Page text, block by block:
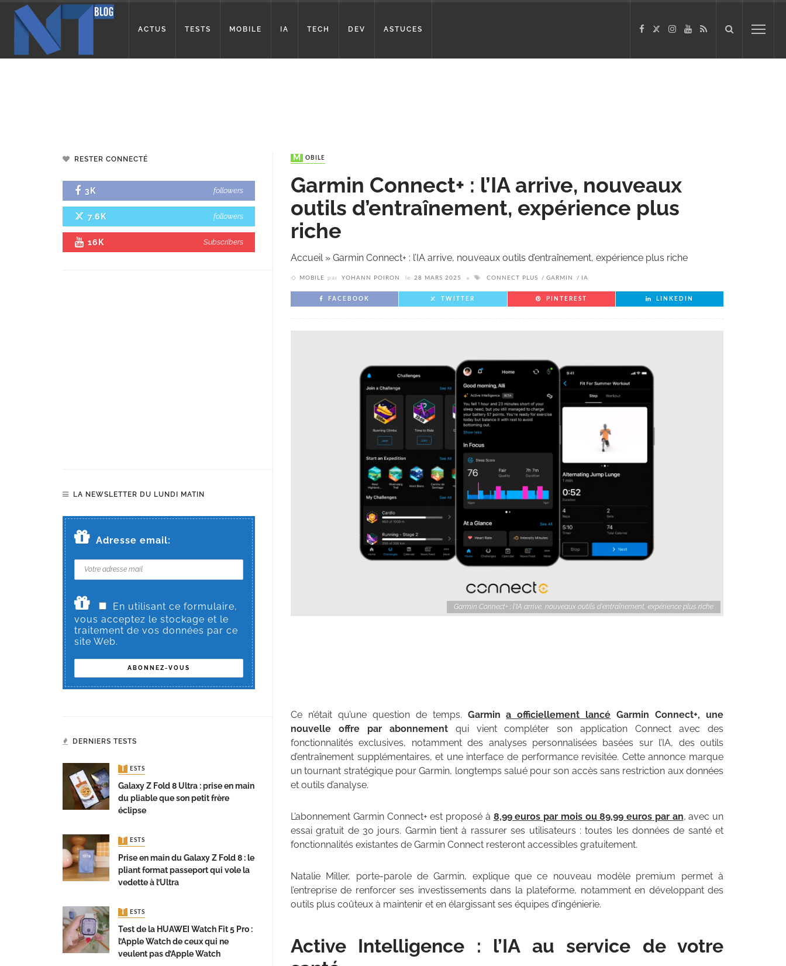
ACTUS TESTS MOBILE IA TECH DEV ASTUCES
MOBILE
Garmin Connect+ : l’IA arrive, nouveaux
outils d’entraînement, expérience plus
riche
Accueil» Garmin Connect+ : l’IA arrive, nouveaux outils d’entraînement, expérience plus riche
MOBILE par YOHANN POIRON le 28 MARS 2025 CONNECT PLUS GARMIN IA
FACEBOOK TWITTER PINTEREST LINKEDIN
Garmin Connect+ : l'IA arrive, nouveaux outils d'entraînement, expérience plus riche
Ce n’était qu’une question de temps. Garmina officiellement lancé Garmin Connect+, une
nouvelle offre par abonnementqui vient compléter son application Connect avec des
fonctionnalités exclusives, notamment des analyses personnalisées basées sur l’IA, des outils
d’entraînement supplémentaires, et une interface de performance revisitée. Cette annonce marque
un tournant stratégique pour Garmin, longtemps salué pour son accès sans restriction aux données
et outils d’analyse.
L’abonnement Garmin Connect+ est proposé à 8,99 euros par mois ou 89,99 euros par an, avec un
essai gratuit de 30 jours. Garmin tient à rassurer ses utilisateurs : toutes les données de santé et
fonctionnalités existantes de Garmin Connect resteront accessibles gratuitement.
Natalie Miller, porte-parole de Garmin, explique que ce nouveau modèle premium permet à
l’entreprise de renforcer ses investissements dans la plateforme, notamment en développant des
outils plus coûteux à maintenir et en élargissant ses équipes d’ingénierie.
Active Intelligence : l’IA au service de votre
RESTER CONNECTÉ
3K followers
7.6K followers
16K Subscribers
LA NEWSLETTER DU LUNDI MATIN
Adresse email:
En utilisant ce formulaire,
vous acceptez le stockage et le
traitement de vos données par ce
site Web.
DERNIERS TESTS
TESTS
Galaxy Z Fold 8 Ultra : prise en main
du pliable que son petit frère
éclipse
TESTS
Prise en main du Galaxy Z Fold 8 : le
pliant format passeport qui vole la
vedette à l’Ultra
TESTS
Test de la HUAWEI Watch Fit 5 Pro :
l’Apple Watch de ceux qui ne
veulent pas d’Apple Watch